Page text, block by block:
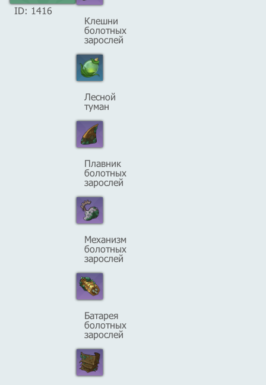
ID: 1416
Клешни
болотных
зарослей
Лесной
туман
Плавник
болотных
зарослей
Механизм
болотных
зарослей
Батарея
болотных
зарослей